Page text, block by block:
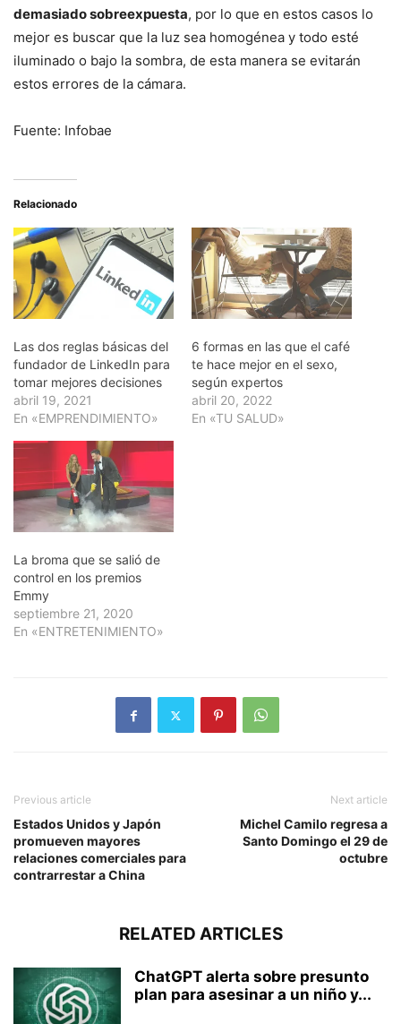
demasiado sobreexpuesta, por lo que en estos casos lo
mejor es buscar que la luz sea homogénea y todo esté
iluminado o bajo la sombra, de esta manera se evitarán
estos errores de la cámara.
Fuente: Infobae
Relacionado
Las dos reglas básicas del
fundador de LinkedIn para
tomar mejores decisiones
abril 19, 2021
En «EMPRENDIMIENTO»
6 formas en las que el café
te hace mejor en el sexo,
según expertos
abril 20, 2022
En «TU SALUD»
La broma que se salió de
control en los premios
Emmy
septiembre 21, 2020
En «ENTRETENIMIENTO»
Previous article
Estados Unidos y Japón
promueven mayores
relaciones comerciales para
contrarrestar a China
Next article
Michel Camilo regresa a
Santo Domingo el 29 de
octubre
RELATED ARTICLES
ChatGPT alerta sobre presunto
plan para asesinar a un niño y...